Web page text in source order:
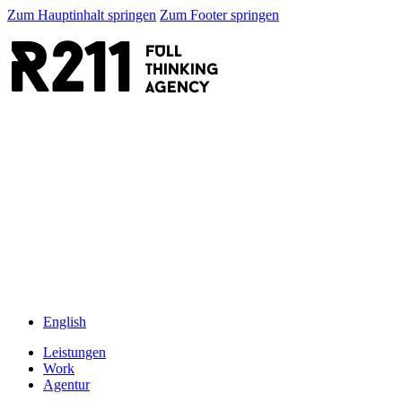
Zum Hauptinhalt springen Zum Footer springen
R211
FULL
thinking
AGENCY
English
Leistungen
Work
Agentur